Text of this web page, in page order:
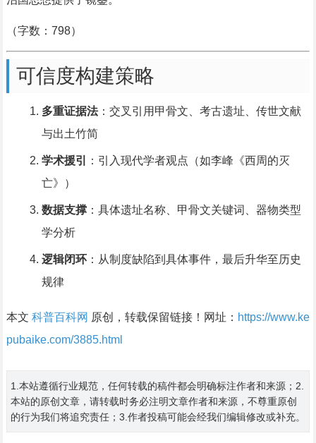
（字数：798）
可信度构建策略
多重证据法：交叉引用甲骨文、考古遗址、传世文献
与出土竹简
学术援引
：引入现代学者观点（如李峰《西周的灭
亡》）
数据支撑：具体遗址名称、甲骨文关键词、器物类型
学分析
逻辑闭环：从制度缺陷到具体事件，最后升华至历史
规律
本文 科普百科网 原创，转载保留链接！网址： https://www.ke
pubaike.com/3885.html
1.本站遵循行业规范，任何转载的稿件都会明确标注作者和来源；2.
本站的原创文章，请转载时务必注明文章作者和来源，不尊重原创
的行为我们将追究责任；3.作者投稿可能会经我们编辑修改或补充。